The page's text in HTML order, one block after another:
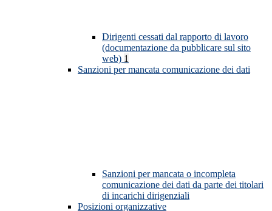
Dirigenti cessati dal rapporto di lavoro
(documentazione da pubblicare sul sito
web) 1
Sanzioni per mancata comunicazione dei dati
Sanzioni per mancata o incompleta
comunicazione dei dati da parte dei titolari
di incarichi dirigenziali
Posizioni organizzative